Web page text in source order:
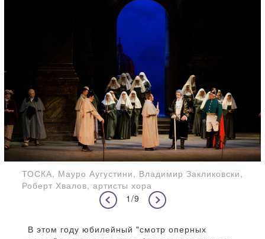
ТОСКА, Мауро Аугустини, Владимир Закликовски,
Роберт Хвалов, артисты хора
1/9
В этом году юбилейный "смотр оперных